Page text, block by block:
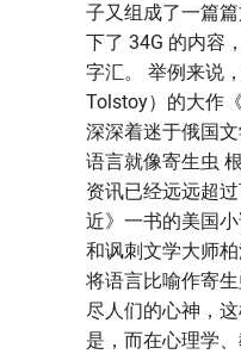
子又组成了一篇
下了 34G 的内容
字汇。 举例来说
Tolstoy）的大作
深深着迷于俄国
语言就像寄生虫
资讯已经远远超
近》一书的美国小
和讽刺文学大师
将语言比喻作寄
尽人们的心神，
是，而在心理学